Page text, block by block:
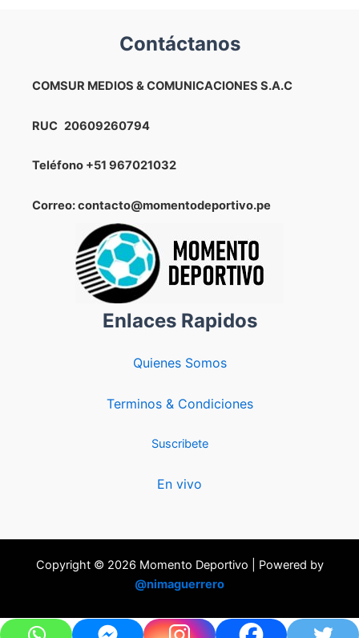
Contáctanos
COMSUR MEDIOS & COMUNICACIONES S.A.C
RUC 20609260794
Teléfono +51 967021032
Correo: contacto@momentodeportivo.pe
Enlaces Rapidos
Quienes Somos
Terminos & Condiciones
Suscribete
En vivo
Copyright © 2026 Momento Deportivo | Powered by
@nimaguerrero